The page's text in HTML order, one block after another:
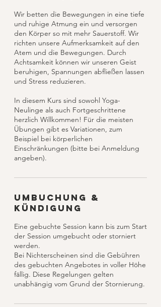
Wir betten die Bewegungen in eine tiefe
und ruhige Atmung ein und versorgen
den Körper so mit mehr Sauerstoff. Wir
richten unsere Aufmerksamkeit auf den
Atem und die Bewegungen. Durch
Achtsamkeit können wir unseren Geist
beruhigen, Spannungen abfließen lassen
und Stress reduzieren.
In diesem Kurs sind sowohl Yoga-
Neulinge als auch Fortgeschrittene
herzlich Willkommen! Für die meisten
Übungen gibt es Variationen, zum
Beispiel bei körperlichen
Einschränkungen (bitte bei Anmeldung
angeben).
Umbuchung &
Kündigung
Eine gebuchte Session kann bis zum Start
der Session umgebucht oder storniert
werden.
Bei Nichterscheinen sind die Gebühren
des gebuchten Angebotes in voller Höhe
fällig. Diese Regelungen gelten
unabhängig vom Grund der Stornierung.